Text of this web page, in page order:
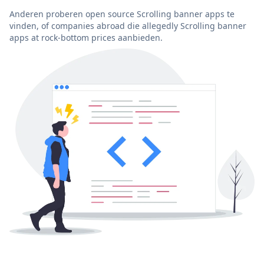
Anderen proberen open source Scrolling banner apps te
vinden, of companies abroad die allegedly Scrolling banner
apps at rock-bottom prices aanbieden.